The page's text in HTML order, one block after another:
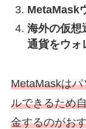
MetaMask
海外の仮想
通貨をウォ
MetaMaskは
ルできるため
金するのがお